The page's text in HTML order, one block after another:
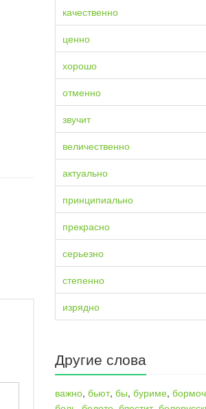
качественно
ценно
хорошо
отменно
звучит
величественно
актуально
принципиально
прекрасно
серьезно
степенно
изрядно
Другие слова
важно, бьют, бы, буриме,